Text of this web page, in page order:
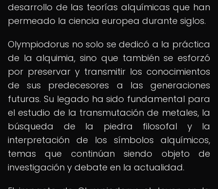
desarrollo de las teorías alquímicas que han
permeado la ciencia europea durante siglos.
Olympiodorus no solo se dedicó a la práctica
de la alquimia, sino que también se esforzó
por preservar y transmitir los conocimientos
de sus predecesores a las generaciones
futuras. Su legado ha sido fundamental para
el estudio de la transmutación de metales, la
búsqueda de la piedra filosofal y la
interpretación de los símbolos alquímicos,
temas que continúan siendo objeto de
investigación y debate en la actualidad.